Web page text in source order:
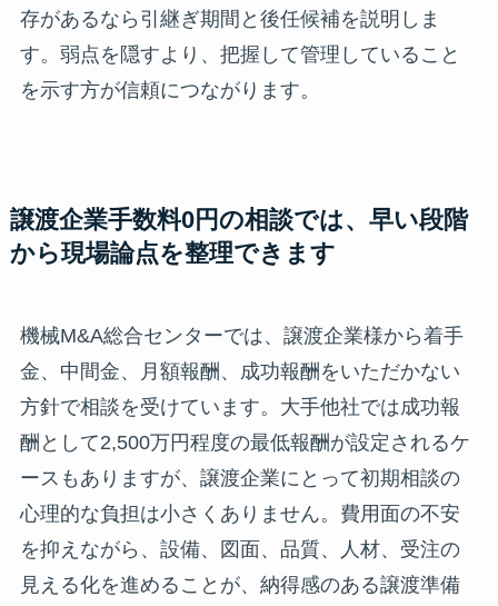
存があるなら引継ぎ期間と後任候補を説明しま
す。弱点を隠すより、把握して管理していること
を示す方が信頼につながります。
譲渡企業手数料0円の相談では、早い段階
から現場論点を整理できます
機械M&A総合センターでは、譲渡企業様から着手
金、中間金、月額報酬、成功報酬をいただかない
方針で相談を受けています。大手他社では成功報
酬として2,500万円程度の最低報酬が設定されるケ
ースもありますが、譲渡企業にとって初期相談の
心理的な負担は小さくありません。費用面の不安
を抑えながら、設備、図面、品質、人材、受注の
見える化を進めることが、納得感のある譲渡準備